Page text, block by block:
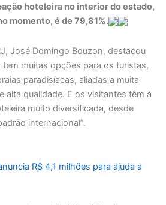
hoteleira no interior do estado,
momento, é de 79,81%.
José Domingo Bouzon, destacou
muitas opções para os turistas,
paradisíacas, aliadas a muita
alta qualidade. E os visitantes têm à
muito diversificada, desde
internacional”.
R$ 4,1 milhões para ajuda a